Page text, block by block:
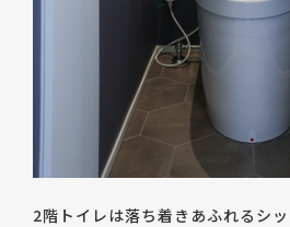
2階トイレは落ち着きあふれるシ